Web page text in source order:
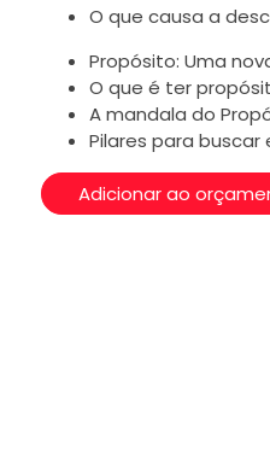
O que causa a
Propósito: Uma
O que é ter
A mandala do
Pilares para buscar
Adicionar ao